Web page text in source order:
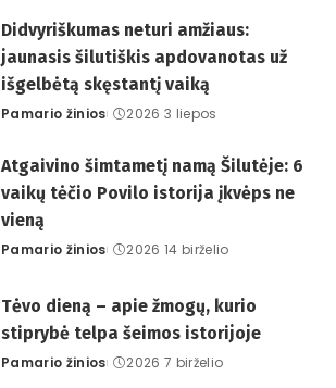
Didvyriškumas neturi amžiaus:
jaunasis šilutiškis apdovanotas už
išgelbėtą skęstantį vaiką
Posted
Pamario žinios 2026 3 liepos
Atgaivino šimtametį namą Šilutėje: 6
vaikų tėčio Povilo istorija įkvėps ne
vieną
Posted
Pamario žinios 2026 14 birželio
Tėvo dieną – apie žmogų, kurio
stiprybė telpa šeimos istorijoje
Posted
Pamario žinios 2026 7 birželio